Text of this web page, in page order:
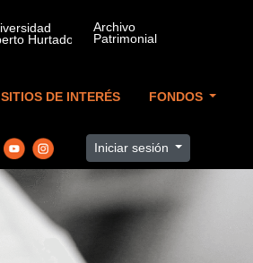
SITIOS DE INTERÉS FONDOS
Iniciar sesión